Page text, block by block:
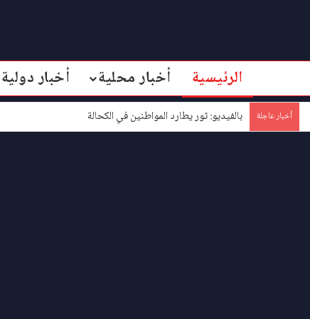
الرئيسية أخبار محلية أخبار دولية
أخبار عاجلة بالفيديو: ثور يطارد المواطنين في الكحالة